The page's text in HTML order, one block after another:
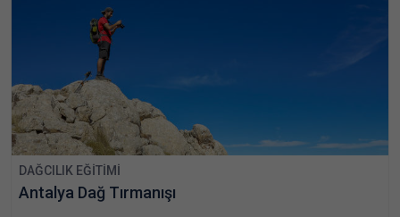
DAĞCILIK EĞITIMI
Antalya Dağ Tırmanışı